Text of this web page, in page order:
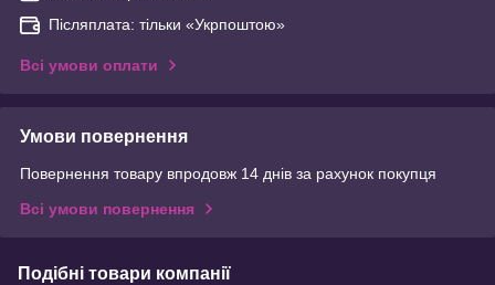
Післяплата: тільки «Укрпоштою»
Всі умови оплати
Умови повернення
Повернення товару впродовж 14 днів за рахунок покупця
Всі умови повернення
Подібні товари компанії